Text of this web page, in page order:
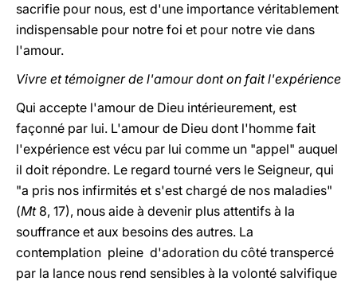
sacrifie pour nous, est d'une importance véritablement
indispensable pour notre foi et pour notre vie dans
l'amour.
Vivre et témoigner de l'amour dont on fait l'expérience
Qui accepte l'amour de Dieu intérieurement, est
façonné par lui. L'amour de Dieu dont l'homme fait
l'expérience est vécu par lui comme un "appel" auquel
il doit répondre. Le regard tourné vers le Seigneur, qui
"a pris nos infirmités et s'est chargé de nos maladies"
(Mt8, 17), nous aide à devenir plus attentifs à la
souffrance et aux besoins des autres. La
contemplation pleine d'adoration du côté transpercé
par la lance nous rend sensibles à la volonté salvifique